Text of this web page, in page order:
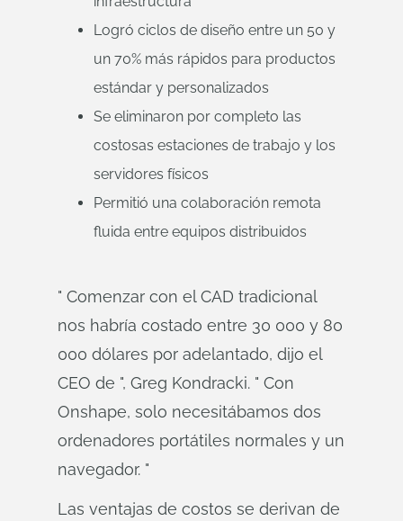
Logró ciclos de diseño entre un 50 y
un 70% más rápidos para productos
estándar y personalizados
Se eliminaron por completo las
costosas estaciones de trabajo y los
servidores físicos
Permitió una colaboración remota
fluida entre equipos distribuidos
" Comenzar con el CAD tradicional
nos habría costado entre 30 000 y 80
000 dólares por adelantado, dijo el
CEO de ", Greg Kondracki. " Con
Onshape, solo necesitábamos dos
ordenadores portátiles normales y un
navegador. "
Las ventajas de costos se derivan de